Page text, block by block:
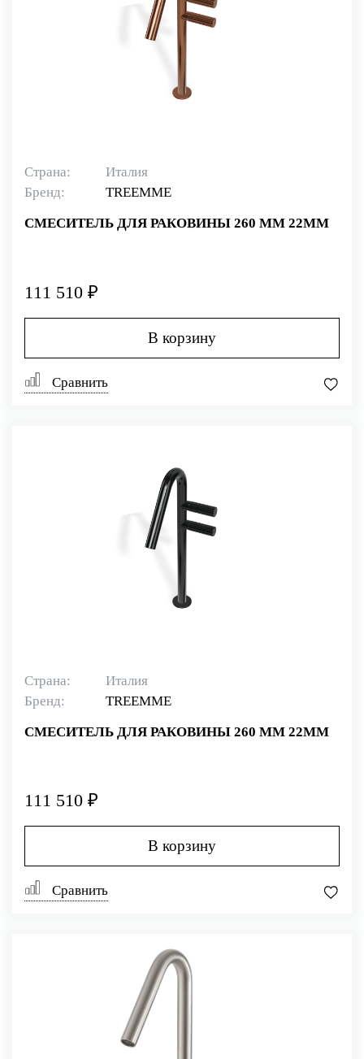
Страна:
Италия
Бренд:
TREEMME
СМЕСИТЕЛЬ ДЛЯ РАКОВИНЫ 260 ММ 22MM
111 510 ₽
В корзину
Сравнить
Страна:
Италия
Бренд:
TREEMME
СМЕСИТЕЛЬ ДЛЯ РАКОВИНЫ 260 ММ 22MM
111 510 ₽
В корзину
Сравнить